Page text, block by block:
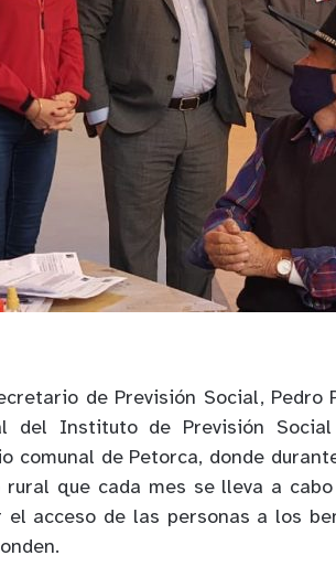
de Previsión Social,
del Instituto de Previsión
comunal de Petorca, donde
rural que cada mes se lleva a
el acceso de las personas a los